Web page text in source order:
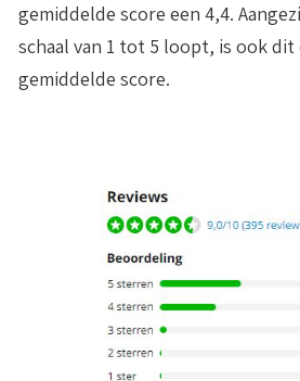
gemiddelde score een 4,4.
schaal van 1 tot 5 loopt, is ook dit
gemiddelde score.